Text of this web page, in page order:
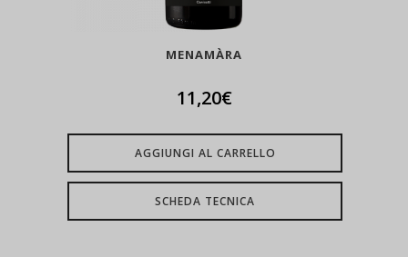
MENAMÀRA
11,20€
AGGIUNGI AL CARRELLO
SCHEDA TECNICA